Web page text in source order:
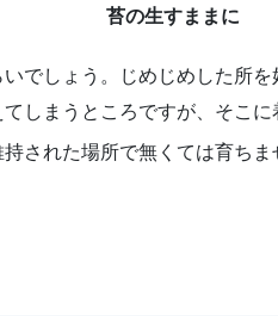
苔の生すままに
でしょう。じめじめした所
しまうところですが、そこ
された場所で無くては育ち